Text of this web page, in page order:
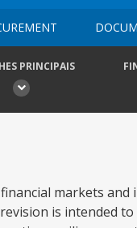
PRINCIPAIS
markets
is intended